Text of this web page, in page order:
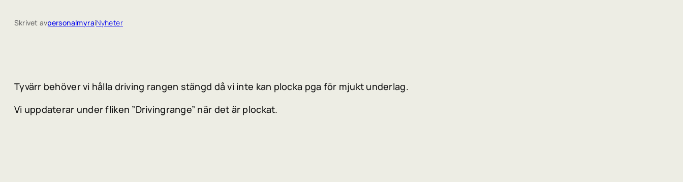
Skrivet avpersonalmyraiNyheter
Tyvärr behöver vi hålla driving rangen stängd då vi inte kan plocka pga för mjukt underlag.
Vi uppdaterar under fliken ”Drivingrange” när det är plockat.